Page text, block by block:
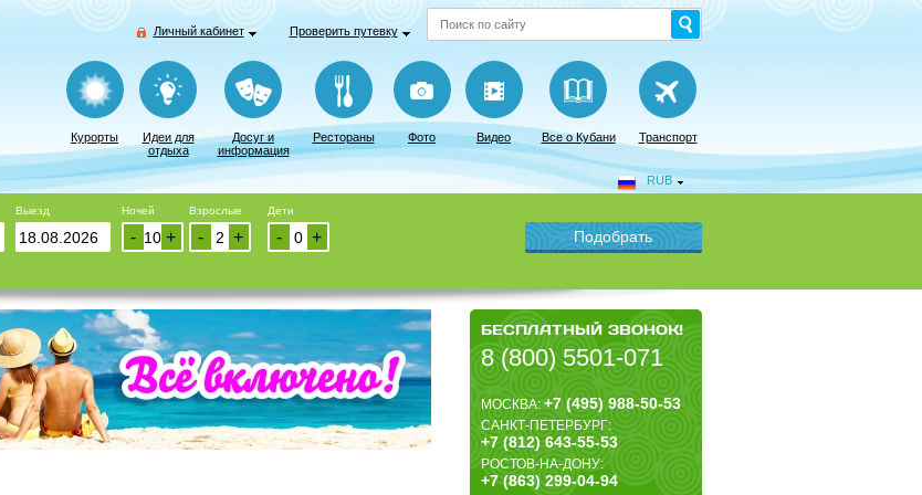
Личный кабинет Проверить путевку
Курорты
Идеи для
отдыха
Досуг и
информация
Рестораны Фото Видео Все о Кубани Транспорт
RUB
Выезд Ночей
+
-
Взрослые
+
-
Дети
+
-
БЕСПЛАТНЫЙ ЗВОНОК!
8 (800) 5501-071
МОСКВА:+7 (495) 988-50-53
САНКТ-ПЕТЕРБУРГ:
+7 (812) 643-55-53
РОСТОВ-НА-ДОНУ:
+7 (863) 299-04-94